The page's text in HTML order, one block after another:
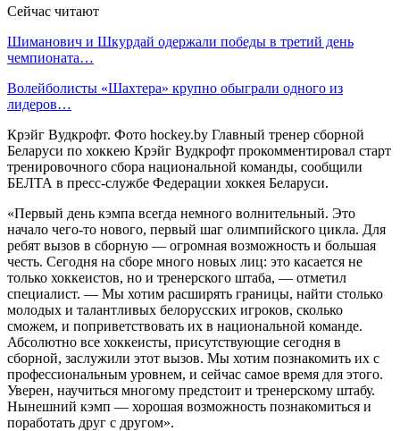
Сейчас читают
Шиманович и Шкурдай одержали победы в третий день
чемпионата…
Волейболисты «Шахтера» крупно обыграли одного из
лидеров…
Крэйг Вудкрофт. Фото hockey.by Главный тренер сборной
Беларуси по хоккею Крэйг Вудкрофт прокомментировал старт
тренировочного сбора национальной команды, сообщили
БЕЛТА в пресс-службе Федерации хоккея Беларуси.
«Первый день кэмпа всегда немного волнительный. Это
начало чего-то нового, первый шаг олимпийского цикла. Для
ребят вызов в сборную — огромная возможность и большая
честь. Сегодня на сборе много новых лиц: это касается не
только хоккеистов, но и тренерского штаба, — отметил
специалист. — Мы хотим расширять границы, найти столько
молодых и талантливых белорусских игроков, сколько
сможем, и поприветствовать их в национальной команде.
Абсолютно все хоккеисты, присутствующие сегодня в
сборной, заслужили этот вызов. Мы хотим познакомить их с
профессиональным уровнем, и сейчас самое время для этого.
Уверен, научиться многому предстоит и тренерскому штабу.
Нынешний кэмп — хорошая возможность познакомиться и
поработать друг с другом».